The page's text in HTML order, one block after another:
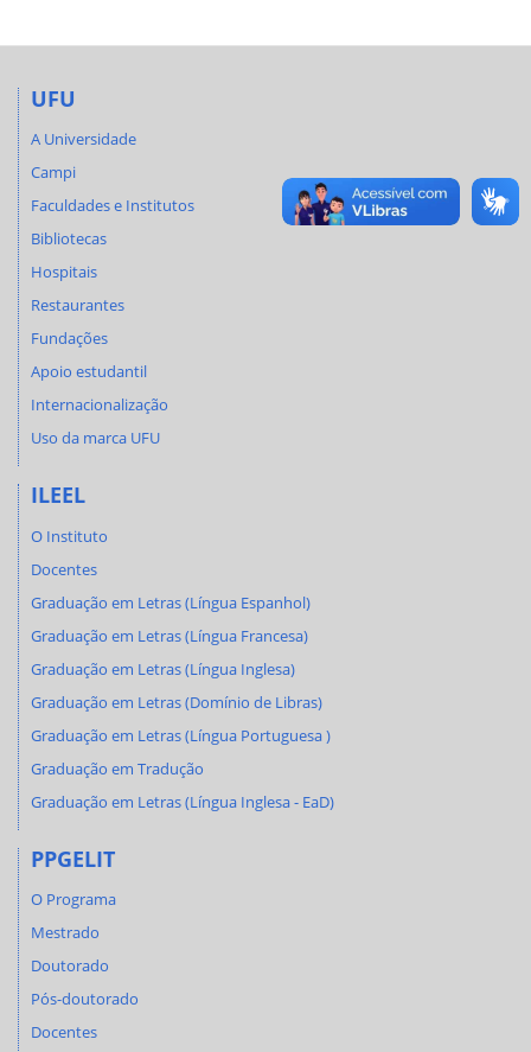
UFU
A Universidade
Campi
Faculdades e Institutos
Bibliotecas
Hospitais
Restaurantes
Fundações
Apoio estudantil
Internacionalização
Uso da marca UFU
ILEEL
O Instituto
Docentes
Graduação em Letras (Língua Espanhol)
Graduação em Letras (Língua Francesa)
Graduação em Letras (Língua Inglesa)
Graduação em Letras (Domínio de Libras)
Graduação em Letras (Língua Portuguesa )
Graduação em Tradução
Graduação em Letras (Língua Inglesa - EaD)
PPGELIT
O Programa
Mestrado
Doutorado
Pós-doutorado
Docentes